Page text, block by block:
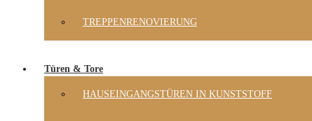
TREPPENRENOVIERUNG
Türen & Tore
HAUSEINGANGSTÜREN IN KUNSTSTOFF